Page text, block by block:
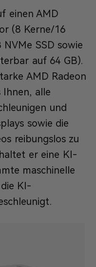
einen AMD
(8 Kerne/16
SSD sowie
auf 64 GB).
AMD Radeon
Ihnen, alle
und
sowie die
reibungslos zu
er eine KI-
maschinelle
KI-